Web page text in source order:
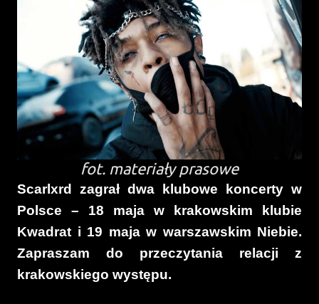
fot. materiały prasowe
Scarlxrd zagrał dwa klubowe koncerty w
Polsce – 18 maja w krakowskim klubie
Kwadrat i 19 maja w warszawskim Niebie.
Zapraszam do przeczytania relacji z
krakowskiego występu.